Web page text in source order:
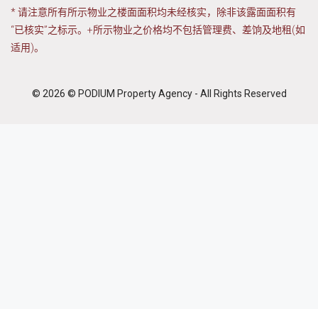
* 请注意所有所示物业之楼面面积均未经核实，除非该露面面积有
“已核实”之标示。+所示物业之价格均不包括管理费、差饷及地租(如
适用)。
© 2026 © PODIUM Property Agency - All Rights Reserved